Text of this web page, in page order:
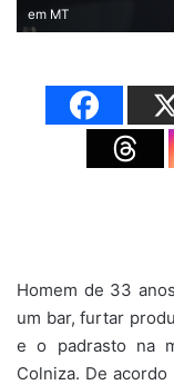
em MT
Homem de 33
um bar, furtar
e o padrasto na
Colniza. De